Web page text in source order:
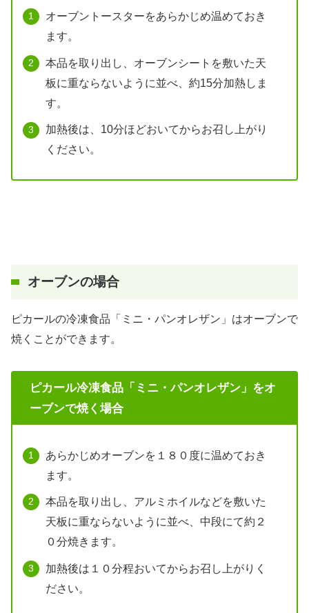
オーブントースターをあらかじめ温めておき
ます。
本品を取り出し、オーブンシートを敷いた天
板に重ならないように並べ、約15分加熱しま
す。
加熱後は、10分ほどおいてからお召し上がり
ください。
オーブンの場合
ピカールの冷凍食品「ミニ・パンオレザン」はオーブンで
焼くことができます。
ピカール冷凍食品「ミニ・パンオレザン」をオ
ーブンで焼く場合
あらかじめオーブンを１８０度に温めておき
ます。
本品を取り出し、アルミホイルなどを敷いた
天板に重ならないように並べ、中段にて約２
０分焼きます。
加熱後は１０分程おいてからお召し上がりく
ださい。